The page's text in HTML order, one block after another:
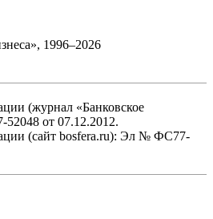
1996–2026
(журнал «Банковское
от 07.12.2012.
(сайт bosfera.ru): Эл № ФС77-